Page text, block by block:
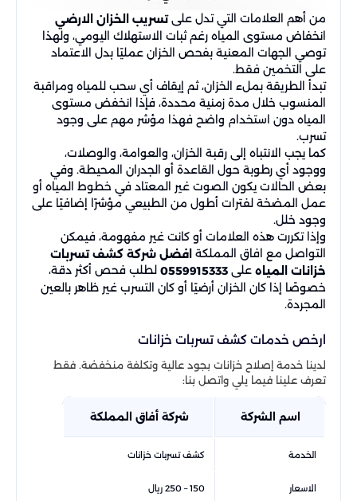
من أهم العلامات التي تدل علىتسريب الخزان الارضي
انخفاض مستوى المياه رغم ثبات الاستهلاك اليومي، ولهذا
توصي الجهات المعنية بفحص الخزان عمليًا بدل الاعتماد
على التخمين فقط.
تبدأ الطريقة بملء الخزان، ثم إيقاف أي سحب للمياه ومراقبة
المنسوب خلال مدة زمنية محددة، فإذا انخفض مستوى
المياه دون استخدام واضح فهذا مؤشر مهم على وجود
تسرب.
كما يجب الانتباه إلى رقبة الخزان، والعوامة، والوصلات،
ووجود أي رطوبة حول القاعدة أو الجدران المحيطة. وفي
بعض الحالات يكون الصوت غير المعتاد في خطوط المياه أو
عمل المضخة لفترات أطول من الطبيعي مؤشرًا إضافيًا على
وجود خلل.
وإذا تكررت هذه العلامات أو كانت غير مفهومة، فيمكن
التواصل مع افاق المملكة افضل شركة كشف تسربات
خزانات المياه على 0559915333 لطلب فحص أكثر دقة،
خصوصًا إذا كان الخزان أرضيًا أو كان التسرب غير ظاهر بالعين
المجردة.
ارخص خدمات كشف تسربات خزانات
لدينا خدمة إصلاح خزانات بجود عالية وتكلفة منخفضة. فقط
تعرف علينا فيما يلي واتصل بنا:
اسم الشركة شركة أفاق المملكة
الخدمة كشف تسربات خزانات
الاسعار 150 – 250 ريال